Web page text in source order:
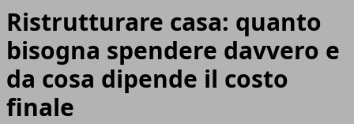
Ristrutturare casa: quanto
bisogna spendere davvero e
da cosa dipende il costo
finale